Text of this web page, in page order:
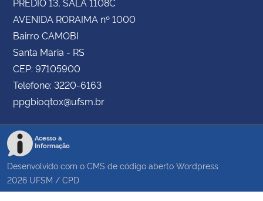
AVENIDA RORAIMA nº 1000
Bairro CAMOBI
Santa Maria - RS
CEP: 97105900
Telefone: 3220-6163
ppgbioqtox@ufsm.br
Acesso à
Informação
Desenvolvido com o CMS de código aberto Wordpress
2026 UFSM / CPD